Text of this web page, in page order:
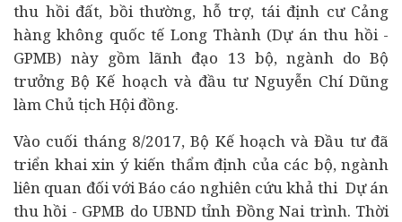
thu hồi đất, bồi thường, hỗ trợ, tái định cư Cảng
hàng không quốc tế Long Thành (Dự án thu hồi -
GPMB) này gồm lãnh đạo 13 bộ, ngành do Bộ
trưởng Bộ Kế hoạch và đầu tưNguyễn Chí Dũng
làm Chủ tịch Hội đồng.
Vào cuối tháng 8/2017, Bộ Kế hoạch và Đầu tư đã
triển khai xin ý kiến thẩm định của các bộ, ngành
liên quan đối với Báo cáo nghiên cứu khả thi Dự án
thu hồi - GPMB do UBND tỉnh Đồng Nai trình. Thời